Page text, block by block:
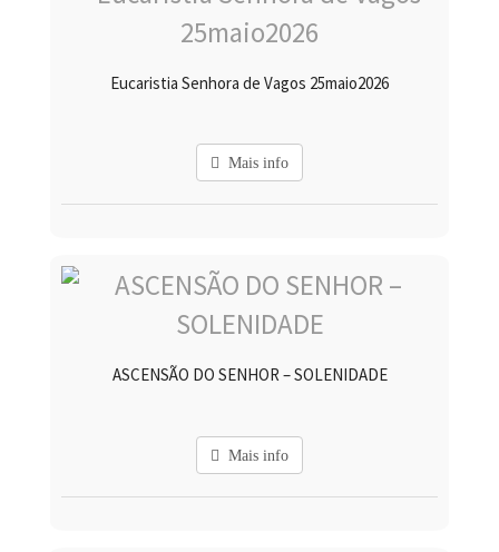
Eucaristia Senhora de Vagos 25maio2026
Mais info
ASCENSÃO DO SENHOR – SOLENIDADE
Mais info